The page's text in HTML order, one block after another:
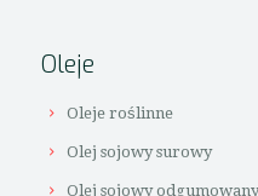
Oleje
Oleje roślinne
Olej sojowy surowy
Olej sojowy odgumowany